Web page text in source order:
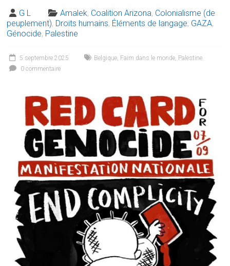
G L Amalek, Coalition Arizona, Colonialisme (de
peuplement), Droits humains, Éléments de langage, GAZA,
Génocide, Palestine
5 septembre 2025 Belgique Faim dans le monde Palestine
0 commentaire